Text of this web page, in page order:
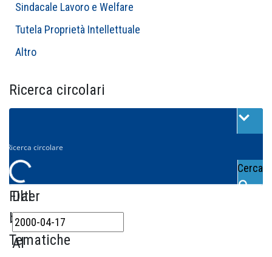
Sindacale Lavoro e Welfare
Tutela Proprietà Intellettuale
Altro
Ricerca circolari
Cerca
Filter
by
Tematiche
Dal
Al